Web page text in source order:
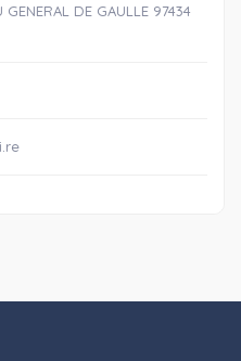
GENERAL DE GAULLE 97434